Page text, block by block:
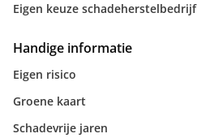
Eigen keuze schadeherstelbedrijf
Handige informatie
Eigen risico
Groene kaart
Schadevrije jaren